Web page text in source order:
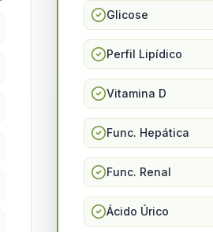
Glicose
Perfil Lipídico
Vitamina D
Func. Hepática
Func. Renal
Ácido Úrico